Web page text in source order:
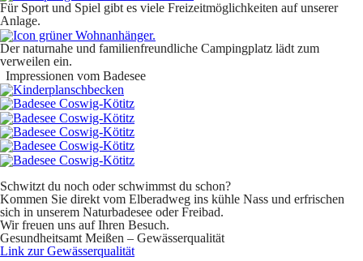
Für Sport und Spiel gibt es viele Freizeitmöglichkeiten auf unserer
Anlage.
Der naturnahe und familienfreundliche Campingplatz lädt zum
verweilen ein.
Impressionen vom Badesee
Schwitzt du noch oder schwimmst du schon?
Kommen Sie direkt vom Elberadweg ins kühle Nass und erfrischen
sich in unserem Naturbadesee oder Freibad.
Wir freuen uns auf Ihren Besuch.
Gesundheitsamt Meißen – Gewässerqualität
Link zur Gewässerqualität